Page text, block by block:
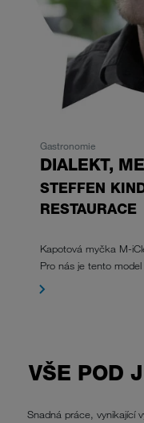
Gastronomie
DIALEKT,
STEFFEN
RESTAURACE
Kapotová myčka M-
Pro nás je tento
VŠE POD
Snadná práce, vynikající